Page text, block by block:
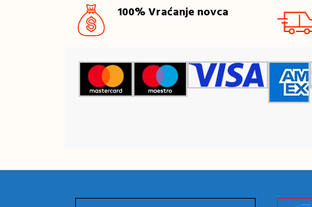
100% Vraćanje novca